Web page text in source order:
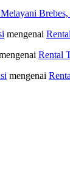
Brebes,
mengenai
Rental
mengenai